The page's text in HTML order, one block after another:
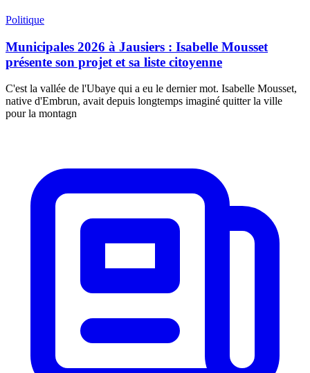
Politique
Municipales 2026 à Jausiers : Isabelle Mousset
présente son projet et sa liste citoyenne
C'est la vallée de l'Ubaye qui a eu le dernier mot. Isabelle Mousset,
native d'Embrun, avait depuis longtemps imaginé quitter la ville
pour la montagn